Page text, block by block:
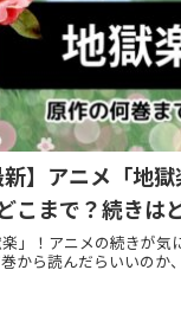
新】アニメ「地
こまで？続きは
」！アニメの続きが気
から読んだらいいのか